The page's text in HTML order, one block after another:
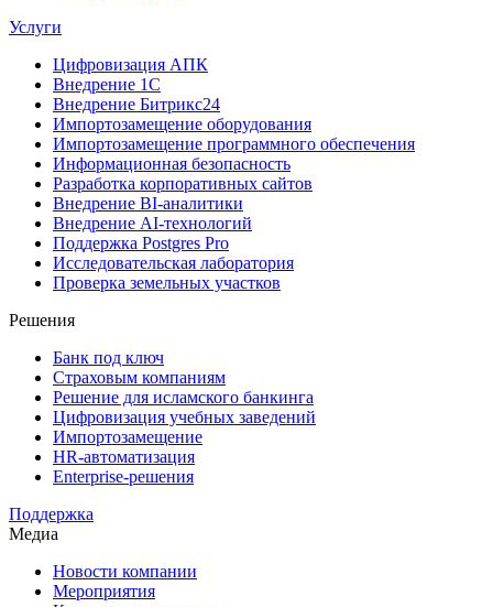
Услуги
Цифровизация АПК
Внедрение 1С
Внедрение Битрикс24
Импортозамещение оборудования
Импортозамещение программного обеспечения
Информационная безопасность
Разработка корпоративных сайтов
Внедрение BI-аналитики
Внедрение AI-технологий
Поддержка Postgres Pro
Исследовательская лаборатория
Проверка земельных участков
Решения
Банк под ключ
Страховым компаниям
Решение для исламского банкинга
Цифровизация учебных заведений
Импортозамещение
HR-автоматизация
Enterprise-решения
Поддержка
Медиа
Новости компании
Мероприятия